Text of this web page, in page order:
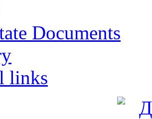
Documents
links